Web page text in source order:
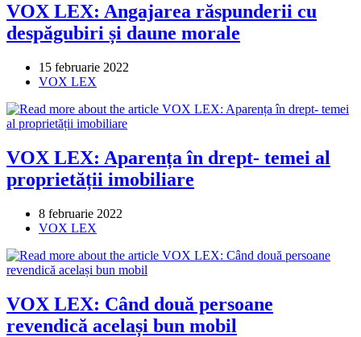
VOX LEX: Angajarea răspunderii cu
despăgubiri și daune morale
Post
published:
15 februarie 2022
Post
VOX LEX
VOX LEX: Aparența în drept- temei al
proprietății imobiliare
Post
published:
8 februarie 2022
Post
VOX LEX
VOX LEX: Când două persoane
revendică același bun mobil